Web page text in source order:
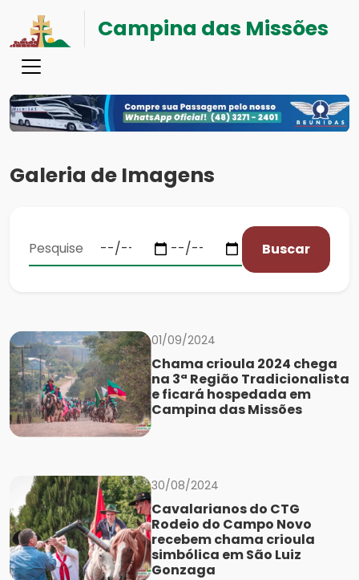
Campina das Missões
Galeria de Imagens
Buscar
01/09/2024
Chama crioula 2024 chega
na 3ª Região Tradicionalista
e ficará hospedada em
Campina das Missões
30/08/2024
Cavalarianos do CTG
Rodeio do Campo Novo
recebem chama crioula
simbólica em São Luiz
Gonzaga